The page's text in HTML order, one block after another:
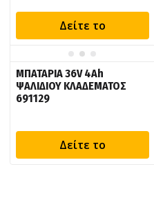
Δείτε το
ΜΠΑΤΑΡΙΑ 36V 4Ah
ΨΑΛΙΔΙΟΥ ΚΛΑΔΕΜΑΤΟΣ
691129
Δείτε το